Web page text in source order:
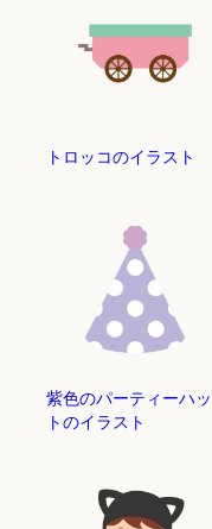
トロッコのイラスト
紫色のパーティーハッ
トのイラスト